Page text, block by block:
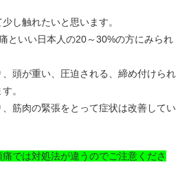
し触れたいと思います。
といい日本人の20～30%の方にみられ
頭が重い、圧迫される、締め付けられ
。
筋肉の緊張をとって症状は改善してい
では対処法が違うのでご注意くださ